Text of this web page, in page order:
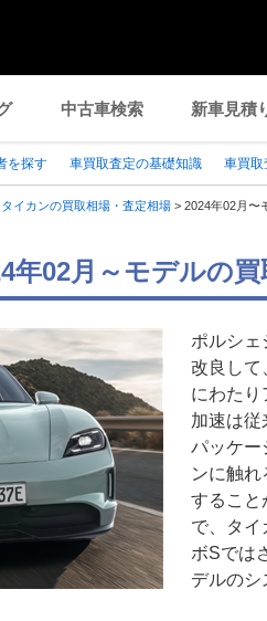
中古車検索 新車見積
を探す 車買取査定の基礎知識 車買取
タイカンの買取相場・査定相場 > 2024年02月〜
02月～モデルの
ポルシェ
改良して
にわたり
加速は従
パッケー
ンに触
すること
で、タイ
ボSでは
デルのシ
イプと